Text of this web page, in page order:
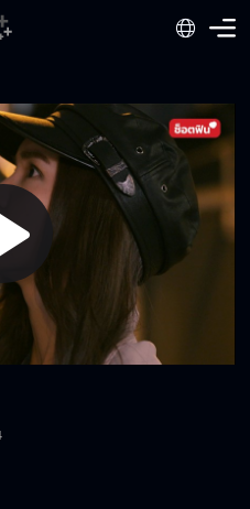
เข้าแลกเพื่อบ้านหลังนี้
น่ากอด
ดีเจพราว